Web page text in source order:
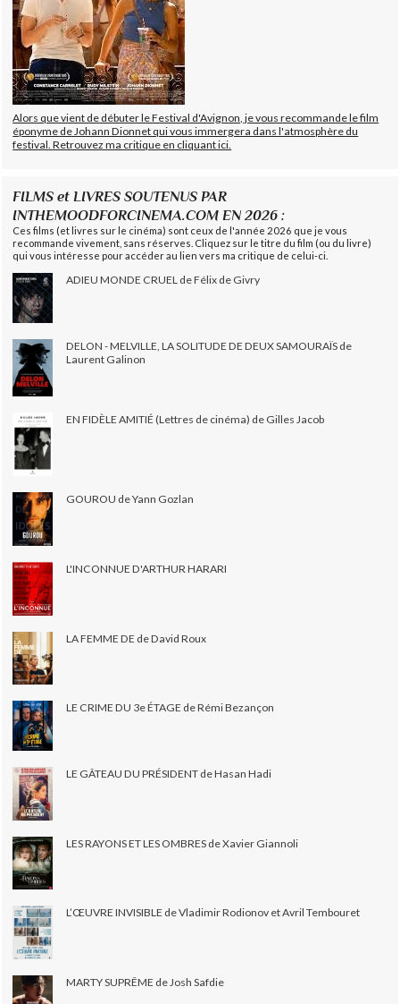
Alors que vient de débuter le Festival d'Avignon, je vous recommande le film
éponyme de Johann Dionnet qui vous immergera dans l'atmosphère du
festival. Retrouvez ma critique en cliquant ici.
FILMS et LIVRES SOUTENUS PAR
INTHEMOODFORCINEMA.COM EN 2026 :
Ces films (et livres sur le cinéma) sont ceux de l'année 2026 que je vous
recommande vivement, sans réserves. Cliquez sur le titre du film (ou du livre)
qui vous intéresse pour accéder au lien vers ma critique de celui-ci.
ADIEU MONDE CRUEL de Félix de Givry
DELON - MELVILLE, LA SOLITUDE DE DEUX SAMOURAÏS de
Laurent Galinon
EN FIDÈLE AMITIÉ (Lettres de cinéma) de Gilles Jacob
GOUROU de Yann Gozlan
L'INCONNUE D'ARTHUR HARARI
LA FEMME DE de David Roux
LE CRIME DU 3e ÉTAGE de Rémi Bezançon
LE GÂTEAU DU PRÉSIDENT de Hasan Hadi
LES RAYONS ET LES OMBRES de Xavier Giannoli
L’ŒUVRE INVISIBLE de Vladimir Rodionov et Avril Tembouret
MARTY SUPRÊME de Josh Safdie